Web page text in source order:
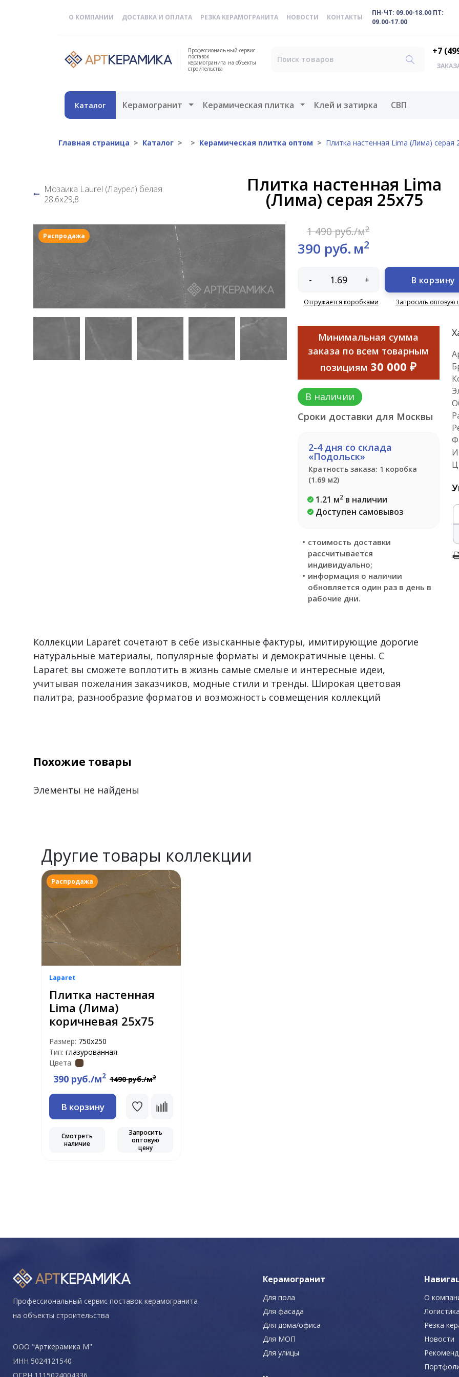
О КОМПАНИИ ДОСТАВКА И ОПЛАТА РЕЗКА КЕРАМОГРАНИТА НОВОСТИ КОНТАКТЫ
ПН-ЧТ: 09.00-18.00 ПТ:
09.00-17.00
Профессиональный сервис
поставок
керамогранита на объекты
строительства
+7
Каталог Керамогранит Открыть меню
Керамическая плитка Открыть меню
Клей и затирка СВП
Главная страница Каталог Керамическая плитка оптом Плитка настенная Lima (Лима) серая
Мозаика Laurel (Лаурел) белая
28,6х29,8
Плитка настенная Lima
(Лима) серая 25х75
Распродажа 1 490 руб./м2
390 руб. м2
- +
Отгружается коробками
В корзину
Запросить оптовую
Минимальная сумма
заказа по всем товарным
позициям 30 000 ₽
В наличии
Сроки доставки для Москвы
2-4 дня со склада
«Подольск»
Кратность заказа: 1 коробка
(1.69 м2)
1.21 м2в наличии
Доступен самовывоз
стоимость доставки
рассчитывается
индивидуально;
информация о наличии
обновляется один раз в день в
рабочие дни.
Коллекции Laparet сочетают в себе изысканные фактуры, имитирующие дорогие
натуральные материалы, популярные форматы и демократичные цены. С
Laparet вы сможете воплотить в жизнь самые смелые и интересные идеи,
учитывая пожелания заказчиков, модные стили и тренды. Широкая цветовая
палитра, разнообразие форматов и возможность совмещения коллекций
Похожие товары
Элементы не найдены
Другие товары коллекции
Распродажа
Laparet
Плитка настенная
Lima (Лима)
коричневая 25х75
Размер: 750х250
Тип: глазурованная
Цвета:
390 руб./м2 1490 руб./м2
В корзину
Смотреть
наличие
Запросить
оптовую
цену
Профессиональный сервис поставок керамогранита
на объекты строительства
ООО "Арткерамика М"
ИНН 5024121540
ОГРН 1115024004336
Керамогранит
Для пола
Для фасада
Для дома/офиса
Для МОП
Для улицы
О
Логистика
Резка
Новости